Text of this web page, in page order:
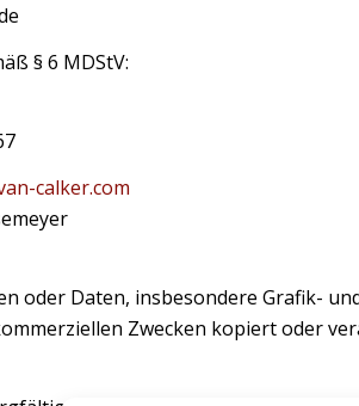
§ 6 MDStV:
calker.com
oder Daten, insbesondere Grafik-
Zwecken kopiert oder